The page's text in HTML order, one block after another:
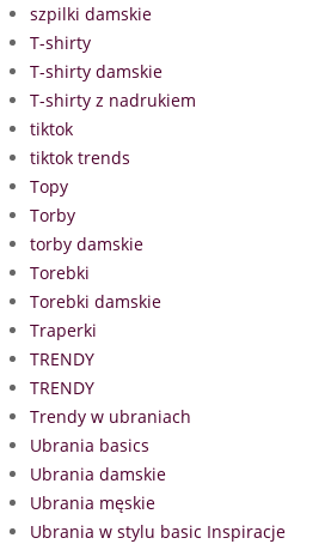
szpilki damskie
T-shirty
T-shirty damskie
T-shirty z nadrukiem
tiktok
tiktok trends
Topy
Torby
torby damskie
Torebki
Torebki damskie
Traperki
TRENDY
TRENDY
Trendy w ubraniach
Ubrania basics
Ubrania damskie
Ubrania męskie
Ubrania w stylu basic Inspiracje